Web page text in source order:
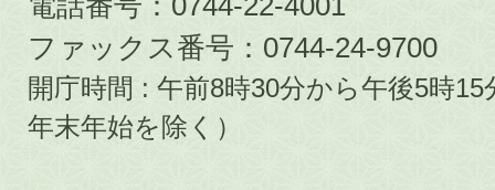
ファックス番号：0744-24-9700
開庁時間 : 午前8時30分から午後5時
年末年始を除く）